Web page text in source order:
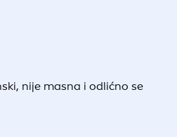
nije masna i odlićno se